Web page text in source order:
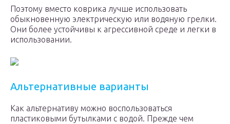
Поэтому вместо коврика лучше использовать
обыкновенную электрическую или водяную грелки.
Они более устойчивы к агрессивной среде и легки в
использовании.
Альтернативные варианты
Как альтернативу можно воспользоваться
пластиковыми бутылками с водой. Прежде чем